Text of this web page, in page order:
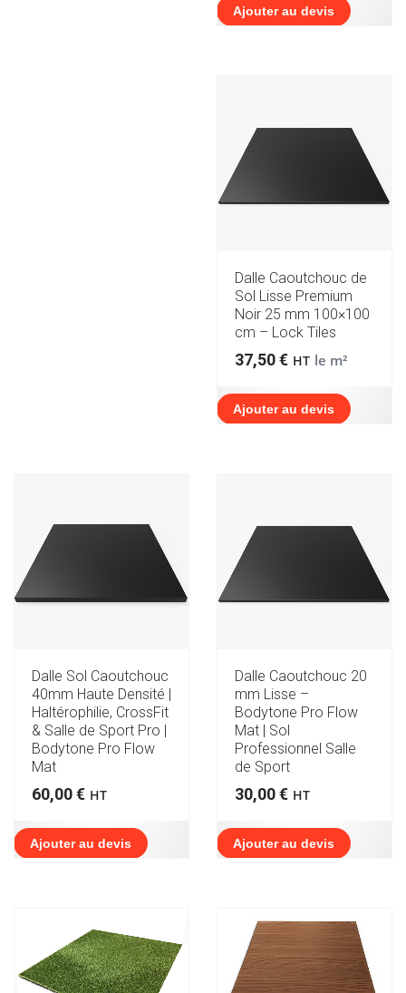
Ajouter au devis
Dalle Caoutchouc de
Sol Lisse Premium
Noir 25 mm 100×100
cm – Lock Tiles
37,50€ HT le m²
Ajouter au devis
Dalle Sol Caoutchouc
40mm Haute Densité |
Haltérophilie, CrossFit
& Salle de Sport Pro |
Bodytone Pro Flow
Mat
60,00€ HT
Ajouter au devis
Dalle Caoutchouc 20
mm Lisse –
Bodytone Pro Flow
Mat | Sol
Professionnel Salle
de Sport
30,00€ HT
Ajouter au devis